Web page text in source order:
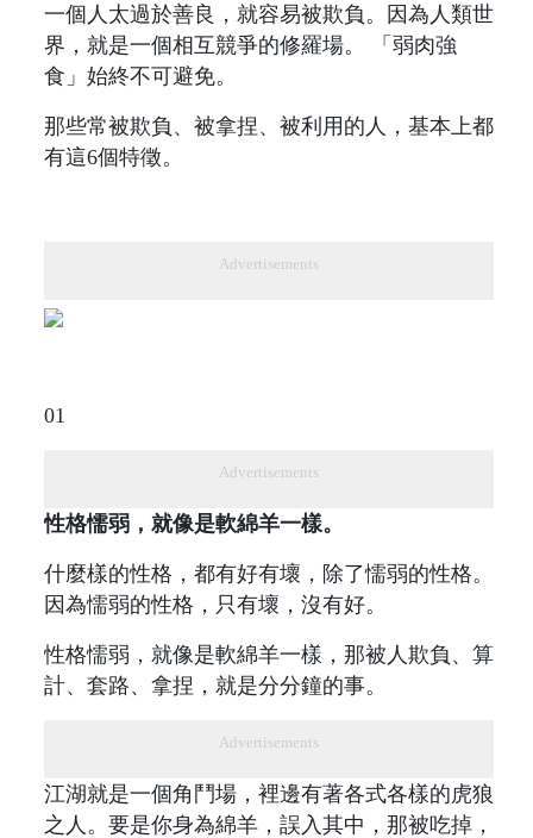
一個人太過於善良，就容易被欺負。因為人類世
界，就是一個相互競爭的修羅場。 「弱肉強
食」始終不可避免。
那些常被欺負、被拿捏、被利用的人，基本上都
有這6個特徵。
Advertisements
01
Advertisements
性格懦弱，就像是軟綿羊一樣。
什麼樣的性格，都有好有壞，除了懦弱的性格。
因為懦弱的性格，只有壞，沒有好。
性格懦弱，就像是軟綿羊一樣，那被人欺負、算
計、套路、拿捏，就是分分鐘的事。
Advertisements
江湖就是一個角鬥場，裡邊有著各式各樣的虎狼
之人。要是你身為綿羊，誤入其中，那被吃掉，